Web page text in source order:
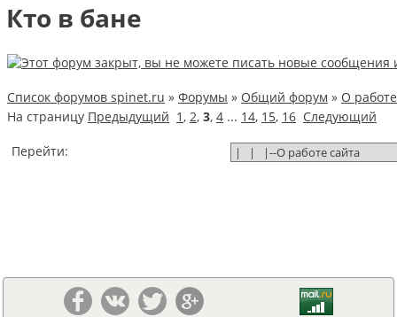
Кто в бане
Список форумов spinet.ru » Форумы » Общий форум » О
На страницу Предыдущий 1 , 2, 3, 4 ... 14, 15, 16 Следующий
Перейти: